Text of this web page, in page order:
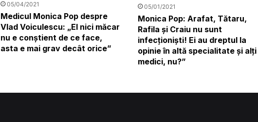
05/04/2021
Medicul Monica Pop despre
Vlad Voiculescu: „El nici măcar
nu e conștient de ce face,
asta e mai grav decât orice”
05/01/2021
Monica Pop: Arafat, Tătaru,
Rafila și Craiu nu sunt
infecționiști! Ei au dreptul la
opinie în altă specialitate și alți
medici, nu?”